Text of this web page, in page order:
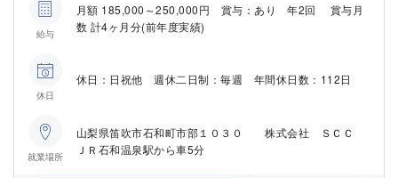
給与
月額 185,000～250,000円 賞与：あり 年2回 賞与月
数 計4ヶ月分(前年度実績)
休日
休日：日祝他 週休二日制：毎週 年間休日数：112日
就業場所
山梨県笛吹市石和町市部１０３０ 株式会社 ＳＣＣ
ＪＲ石和温泉駅から車5分